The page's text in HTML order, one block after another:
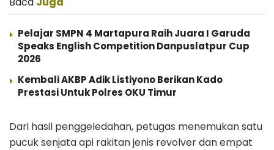
Pelajar SMPN 4 Martapura Raih Juara I Garuda
Speaks English Competition Danpuslatpur Cup
2026
Kembali AKBP Adik Listiyono Berikan Kado
Prestasi Untuk Polres OKU Timur
Dari hasil penggeledahan, petugas menemukan satu
pucuk senjata api rakitan jenis revolver dan empat